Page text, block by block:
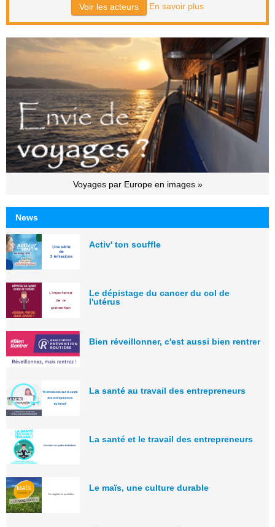
Voir les acteurs En savoir plus
Voyages par Europe en images »
News
Activ' ton souffle
Le dépistage du cancer du col de
l'utérus
Bien réveillonner, c'est aussi bien rentrer
La santé au travail des entrepreneurs
La santé et le travail des entrepreneurs
Le maïs, une culture durable